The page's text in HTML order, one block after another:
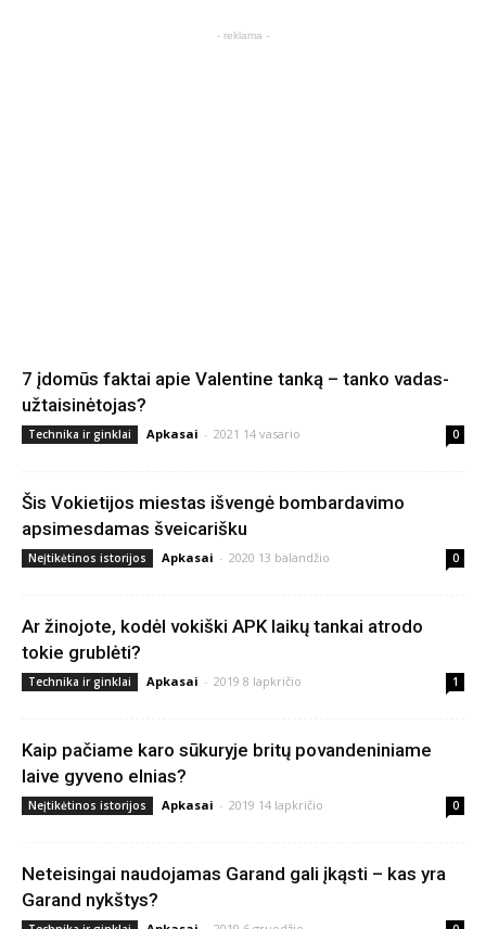
- reklama -
7 įdomūs faktai apie Valentine tanką – tanko vadas-
užtaisinėtojas?
Technika ir ginklai Apkasai - 2021 14 vasario 0
Šis Vokietijos miestas išvengė bombardavimo
apsimesdamas šveicarišku
Neįtikėtinos istorijos Apkasai - 2020 13 balandžio 0
Ar žinojote, kodėl vokiški APK laikų tankai atrodo
tokie grublėti?
Technika ir ginklai Apkasai - 2019 8 lapkričio 1
Kaip pačiame karo sūkuryje britų povandeniniame
laive gyveno elnias?
Neįtikėtinos istorijos Apkasai - 2019 14 lapkričio 0
Neteisingai naudojamas Garand gali įkąsti – kas yra
Garand nykštys?